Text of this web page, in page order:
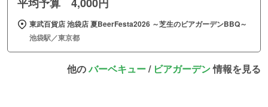
平均予算 4,000円
東武百貨店 池袋店 夏BeerFesta2026 ～芝生のビアガーデンBBQ～
池袋駅／東京都
他のバーベキュー/ ビアガーデン情報を見る